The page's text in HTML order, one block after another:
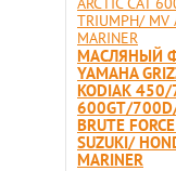
МАСЛЯНЫЙ
YAMAHA
KODIAK 450/
600GT/
BRUTE
SUZUKI/
MARINER